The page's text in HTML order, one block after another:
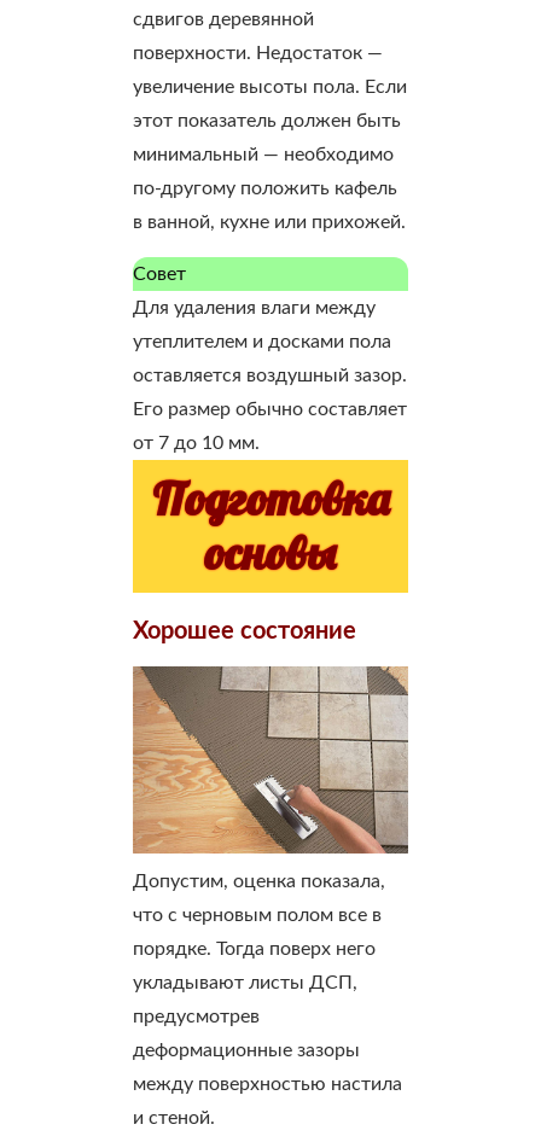
сдвигов деревянной
поверхности. Недостаток —
увеличение высоты пола. Если
этот показатель должен быть
минимальный — необходимо
по-другому положить кафель
в ванной, кухне или прихожей.
Совет
Для удаления влаги между
утеплителем и досками пола
оставляется воздушный зазор.
Его размер обычно составляет
от 7 до 10 мм.
Подготовка
основы
Хорошее состояние
Допустим, оценка показала,
что с черновым полом все в
порядке. Тогда поверх него
укладывают листы ДСП,
предусмотрев
деформационные зазоры
между поверхностью настила
и стеной.